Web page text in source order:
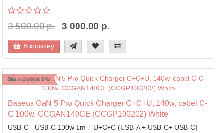
3 500.00 р. 3 000.00 р.
В корзину
Ваша скидка: 8%
Baseus GaN 5 Pro Quick Charger C+C+U, 140w, cabel C-
C 100w, CCGAN140CE (CCGP100202) White
USB-C - USB-C 100w 1m U+C+C (USB-A + USB-C+ USB-C)